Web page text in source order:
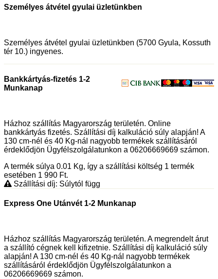
Személyes átvétel gyulai üzletünkben
Személyes átvétel gyulai üzletünkben (5700 Gyula, Kossuth
tér 10.) ingyenes.
Bankkártyás-fizetés 1-2
Munkanap
Házhoz szállítás Magyarország területén. Online
bankkártyás fizetés. Szállítási díj kalkuláció súly alapján! A
130 cm-nél és 40 Kg-nál nagyobb termékek szállításáról
érdeklődjön Ügyfélszolgálatunkon a 06206669669 számon.
A termék súlya 0.01 Kg, így a szállítási költség 1 termék
esetében 1 990 Ft.
Szállítási díj: Súlytól függ
Express One Utánvét 1-2 Munkanap
Házhoz szállítás Magyarország területén. A megrendelt árut
a szállító cégnek kell kifizetnie. Szállítási díj kalkuláció súly
alapján! A 130 cm-nél és 40 Kg-nál nagyobb termékek
szállításáról érdeklődjön Ügyfélszolgálatunkon a
06206669669 számon.